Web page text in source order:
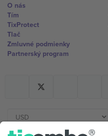
O nás
Tím
TixProtect
Tlač
Zmluvné podmienky
Partnerský program